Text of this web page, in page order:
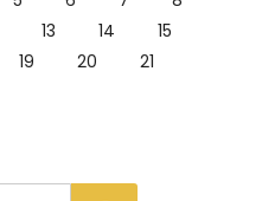
13 14
15
19 20 21